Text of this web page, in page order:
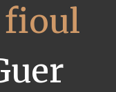
fioul